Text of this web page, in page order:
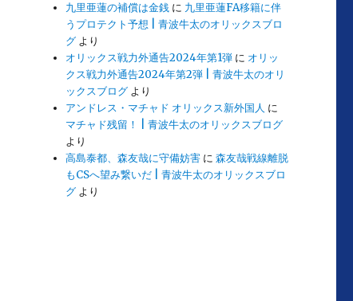
九里亜蓮の補償は金銭 に 九里亜蓮FA移籍に伴
うプロテクト予想 | 青波牛太のオリックスブロ
グ より
オリックス戦力外通告2024年第1弾 に オリッ
クス戦力外通告2024年第2弾 | 青波牛太のオリ
ックスブログ より
アンドレス・マチャド オリックス新外国人 に
マチャド残留！ | 青波牛太のオリックスブログ
より
高島泰都、森友哉に守備妨害 に森友哉戦線離脱
もCSへ望み繋いだ | 青波牛太のオリックスブロ
グ より